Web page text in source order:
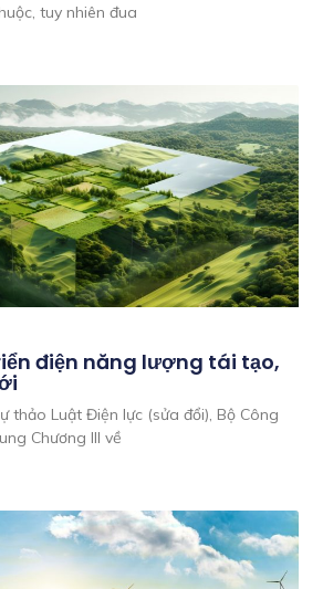
tuy nhiên đua
điện năng lượng tái tạo,
thảo Luật Điện lực (sửa đổi), Bộ Công
Chương III về